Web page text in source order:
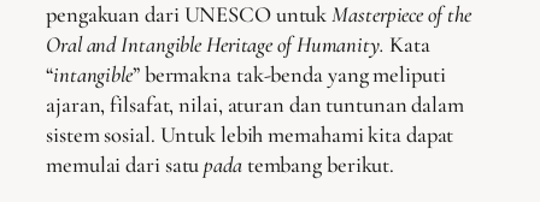
pengakuan dari UNESCO untukMasterpiece of the
Oral and Intangible Heritage of Humanity. Kata
“intangible” bermakna tak-benda yang meliputi
ajaran, filsafat, nilai, aturan dan tuntunan dalam
sistem sosial. Untuk lebih memahami kita dapat
memulai dari satupadatembang berikut.